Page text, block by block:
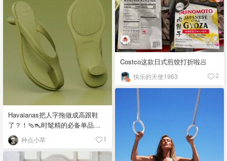
Costco这款日式煎饺打折啦🥟
快乐的天使1963 2
Havaianas把人字拖做成高跟鞋
了？！🩴👠时髦精的必备单品
吧！ 种点小草 1